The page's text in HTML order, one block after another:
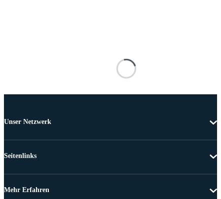
Unser Netzwerk
Seitenlinks
Mehr Erfahren